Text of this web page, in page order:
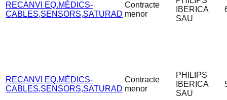
RECANVI EQ.MÈDICS-
CABLES,SENSORS,SATURAD
Contracte
menor
IBERICA
SAU
RECANVI EQ.MÈDICS-
CABLES,SENSORS,SATURAD
Contracte
menor
PHILIPS
IBERICA
SAU